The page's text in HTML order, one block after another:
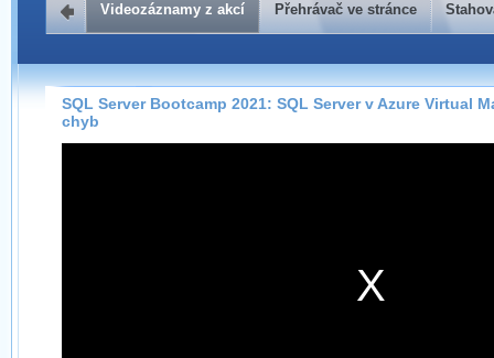
Přehrávač ve stránce
Záznamy na našem webu můžete pohodlně sledovat
přímo na stránce s využitím našehoHTML 5nebo
Silverlightpřehrávače.
Stahování záznamů
Videozáznamy z akcí Přehrávač ve stránce
SQL Server Bootcamp 2021: SQL Server v Azure Virtual
chyb